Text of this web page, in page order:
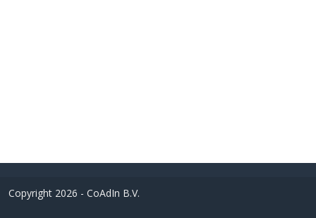
Copyright 2026 - CoAdIn B.V.